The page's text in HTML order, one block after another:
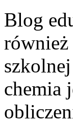
Blog
również
chemia